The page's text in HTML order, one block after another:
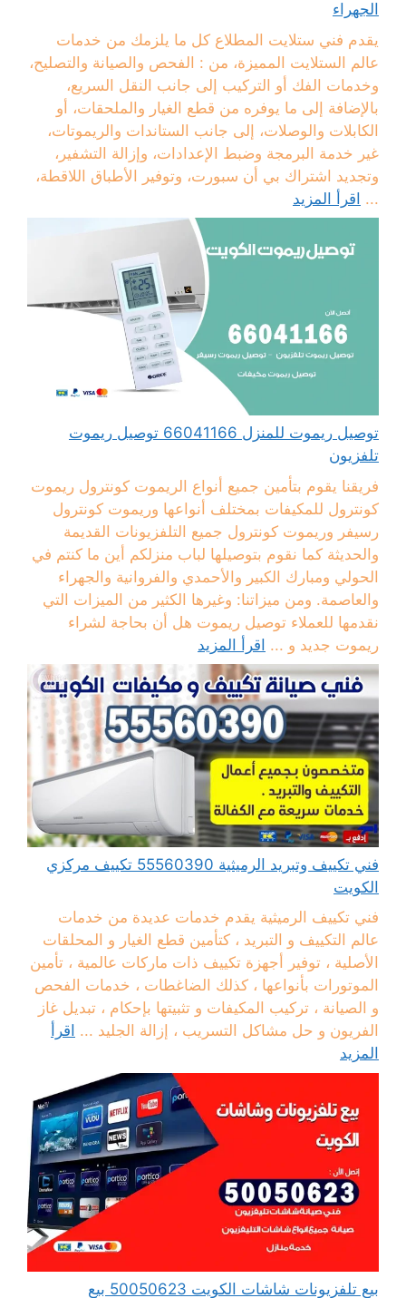
الجهراء
يقدم فني ستلايت المطلاع كل ما يلزمك من خدمات
عالم الستلايت المميزة، من : الفحص والصيانة والتصليح،
وخدمات الفك أو التركيب إلى جانب النقل السريع،
بالإضافة إلى ما يوفره من قطع الغيار والملحقات، أو
الكابلات والوصلات، إلى جانب الستاندات والريموتات،
غير خدمة البرمجة وضبط الإعدادات، وإزالة التشفير،
وتجديد اشتراك بي أن سبورت، وتوفير الأطباق اللاقطة،
... اقرأ المزيد
توصيل ريموت للمنزل 66041166 توصيل ريموت
تلفزيون
فريقنا يقوم بتأمين جميع أنواع الريموت كونترول ريموت
كونترول للمكيفات بمختلف أنواعها وريموت كونترول
رسيفر وريموت كونترول جميع التلفزيونات القديمة
والحديثة كما نقوم بتوصيلها لباب منزلكم أين ما كنتم في
الحولي ومبارك الكبير والأحمدي والفروانية والجهراء
والعاصمة. ومن ميزاتنا: وغيرها الكثير من الميزات التي
نقدمها للعملاء توصيل ريموت هل أن بحاجة لشراء
ريموت جديد و ... اقرأ المزيد
فني تكييف وتبريد الرميثية 55560390 تكييف مركزي
الكويت
فني تكييف الرميثية يقدم خدمات عديدة من خدمات
عالم التكييف و التبريد ، كتأمين قطع الغيار و المحلقات
الأصلية ، توفير أجهزة تكييف ذات ماركات عالمية ، تأمين
الموتورات بأنواعها ، كذلك الضاغطات ، خدمات الفحص
و الصيانة ، تركيب المكيفات و تثبيتها بإحكام ، تبديل غاز
الفريون و حل مشاكل التسريب ، إزالة الجليد ... اقرأ
المزيد
بيع تلفزيونات شاشات الكويت 50050623 بيع